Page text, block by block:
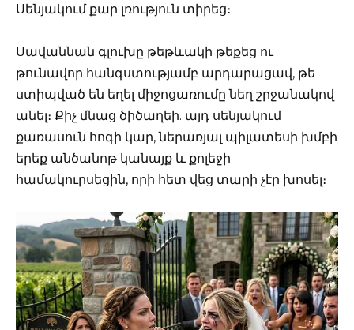
Սենյակում քար լռություն տիրեց։
Սավաննան գլուխը թեթևակի թեքեց ու
թունավոր հանգստությամբ արդարացավ, թե
ստիպված են եղել միջոցառումը նեղ շրջանակով
անել։ Քիչ մնաց ծիծաղեի. այդ սենյակում
քառասուն հոգի կար, ներառյալ պիլատեսի խմբի
երեք անծանոթ կանայք և քոլեջի
համակուրսեցին, որի հետ վեց տարի չէր խոսել։